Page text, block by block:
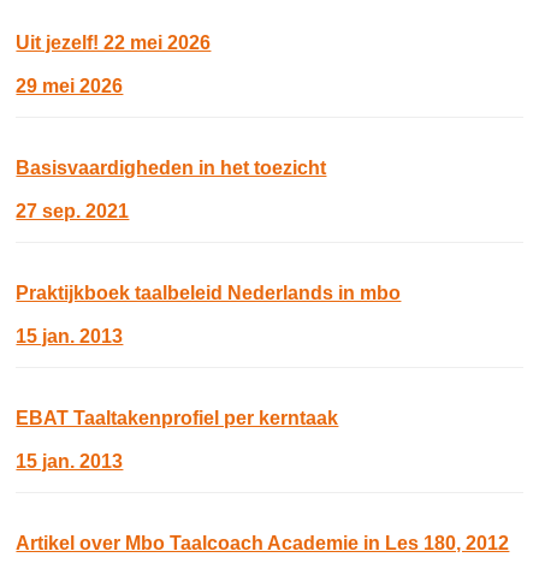
Uit jezelf! 22 mei 2026
29 mei 2026
Basisvaardigheden in het toezicht
27 sep. 2021
Praktijkboek taalbeleid Nederlands in mbo
15 jan. 2013
EBAT Taaltakenprofiel per kerntaak
15 jan. 2013
Artikel over Mbo Taalcoach Academie in Les 180, 2012